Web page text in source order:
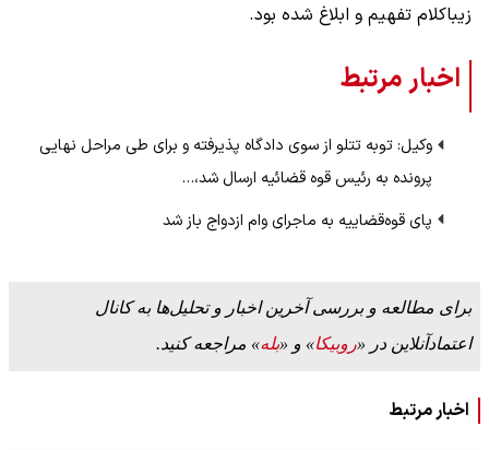
زیباکلام تفهیم و ابلاغ شده بود.
اخبار مرتبط
وکیل: توبه تتلو از سوی دادگاه پذیرفته و برای طی مراحل نهایی
پرونده به رئیس قوه‌ قضائیه ارسال شد،…
پای قوه‌قضاییه به ماجرای وام ازدواج باز شد
برای مطالعه و بررسی آخرین اخبار و تحلیل‌ها به کانال
اعتمادآنلاین در «روبیکا» و «بله» مراجعه کنید.
اخبار مرتبط